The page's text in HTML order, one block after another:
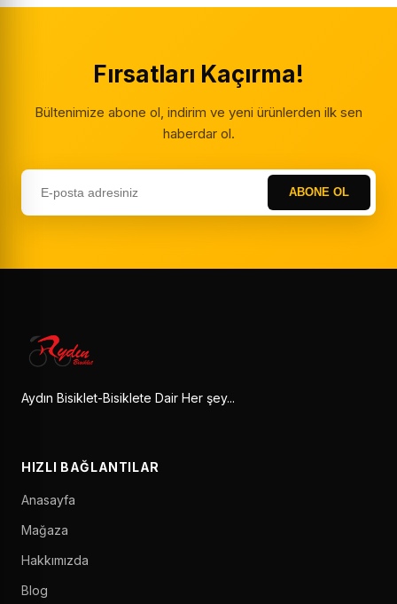
Fırsatları Kaçırma!
Bültenimize abone ol, indirim ve yeni ürünlerden ilk sen
haberdar ol.
ABONE OL
Aydın Bisiklet-Bisiklete Dair Her şey...
HIZLI BAĞLANTILAR
Anasayfa
Mağaza
Hakkımızda
Blog